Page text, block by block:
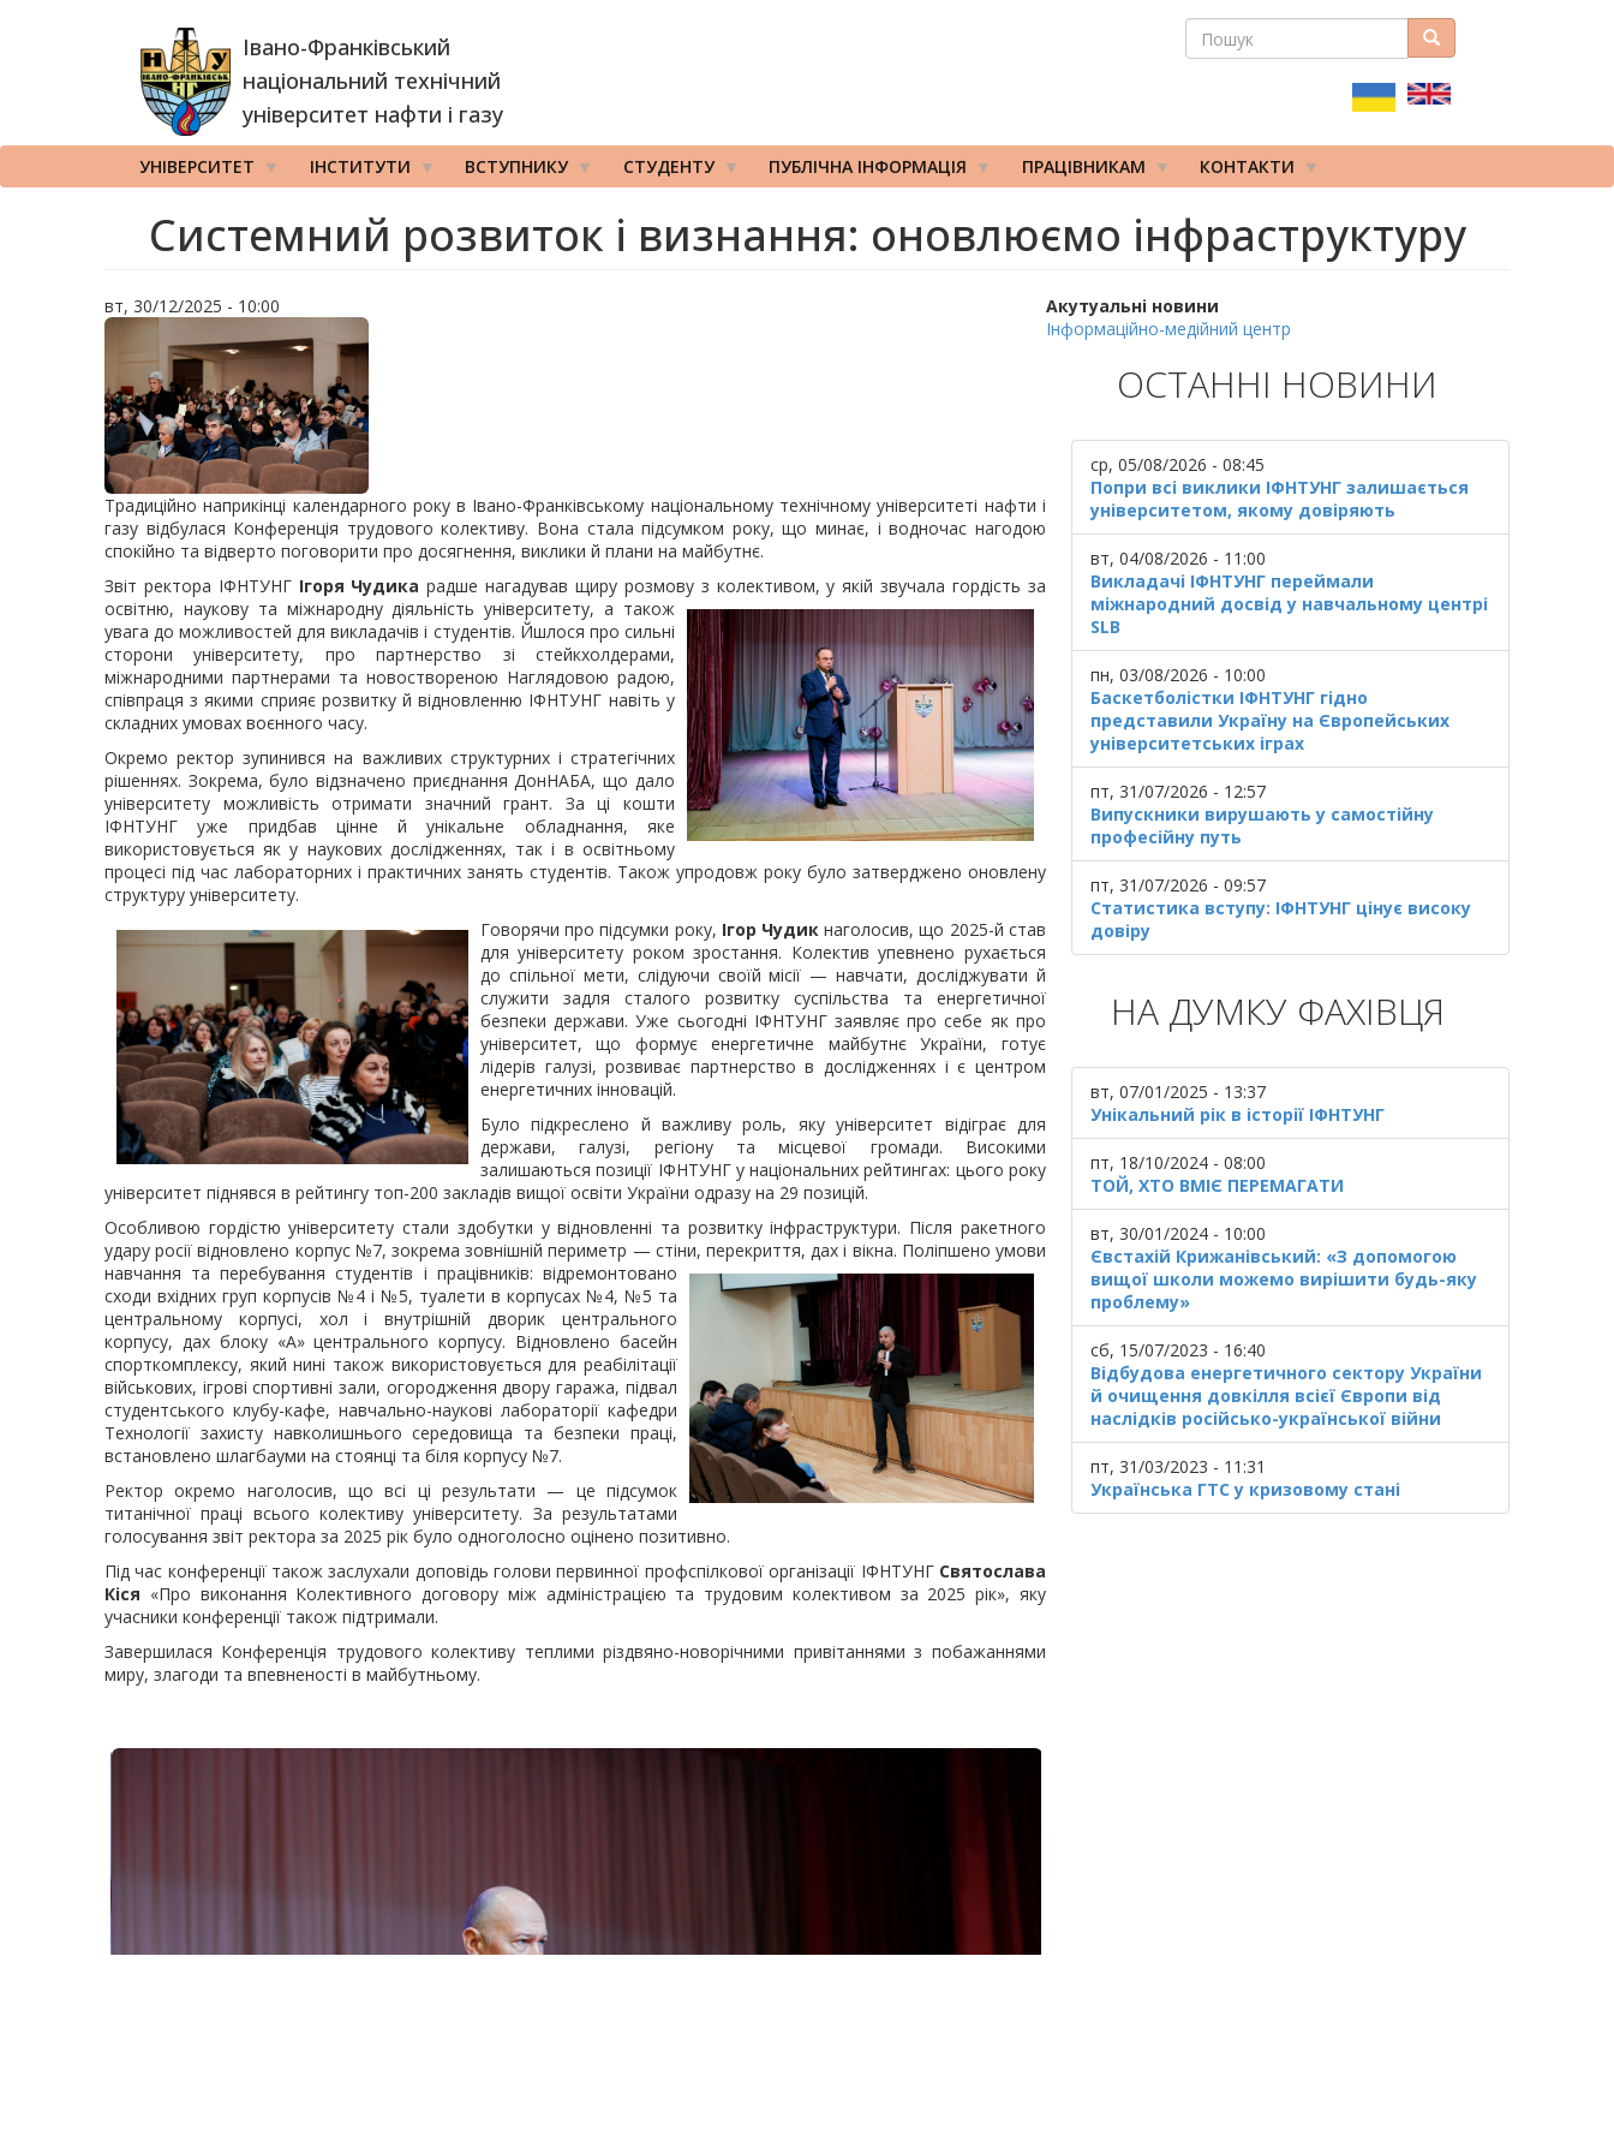
Івано-Франківський
національний технічний
університет нафти і газу
ПОШУКОВА
ПОШУК Пошук
УНІВЕРСИТЕТ ІНСТИТУТИ ВСТУПНИКУ СТУДЕНТУ ПУБЛІЧНА ІНФОРМАЦІЯ ПРАЦІВНИКАМ КОНТАКТИ
Системний розвиток і визнання: оновлюємо інфраструктуру
вт, 30/12/2025 - 10:00
Традиційно наприкінці календарного року в Івано-Франківському національному технічному університеті нафти і
газу відбулася Конференція трудового колективу. Вона стала підсумком року, що минає, і водночас нагодою
спокійно та відверто поговорити про досягнення, виклики й плани на майбутнє.
Звіт ректора ІФНТУНГІгоря Чудика радше нагадував щиру розмову з колективом, у якій звучала гордість за
освітню, наукову та міжнародну діяльність університету, а також
увага до можливостей для викладачів і студентів. Йшлося про сильні
сторони університету, про партнерство зі стейкхолдерами,
міжнародними партнерами та новоствореною Наглядовою радою,
співпраця з якими сприяє розвитку й відновленню ІФНТУНГ навіть у
складних умовах воєнного часу.
Окремо ректор зупинився на важливих структурних і стратегічних
рішеннях. Зокрема, було відзначено приєднання ДонНАБА, що дало
університету можливість отримати значний грант. За ці кошти
ІФНТУНГ уже придбав цінне й унікальне обладнання, яке
використовується як у наукових дослідженнях, так і в освітньому
процесі під час лабораторних і практичних занять студентів. Також упродовж року було затверджено оновлену
структуру університету.
Говорячи про підсумки року, Ігор Чудикнаголосив, що 2025-й став
для університету роком зростання. Колектив упевнено рухається
до спільної мети, слідуючи своїй місії — навчати, досліджувати й
служити задля сталого розвитку суспільства та енергетичної
безпеки держави. Уже сьогодні ІФНТУНГ заявляє про себе як про
університет, що формує енергетичне майбутнє України, готує
лідерів галузі, розвиває партнерство в дослідженнях і є центром
енергетичних інновацій.
Було підкреслено й важливу роль, яку університет відіграє для
держави, галузі, регіону та місцевої громади. Високими
залишаються позиції ІФНТУНГ у національних рейтингах: цього року
університет піднявся в рейтингу топ-200 закладів вищої освіти України одразу на 29 позицій.
Особливою гордістю університету стали здобутки у відновленні та розвитку інфраструктури. Після ракетного
удару росії відновлено корпус №7, зокрема зовнішній периметр — стіни, перекриття, дах і вікна. Поліпшено умови
навчання та перебування студентів і працівників: відремонтовано
сходи вхідних груп корпусів №4 і №5, туалети в корпусах №4, №5 та
центральному корпусі, хол і внутрішній дворик центрального
корпусу, дах блоку «А» центрального корпусу. Відновлено басейн
спорткомплексу, який нині також використовується для реабілітації
військових, ігрові спортивні зали, огородження двору гаража, підвал
студентського клубу-кафе, навчально-наукові лабораторії кафедри
Технології захисту навколишнього середовища та безпеки праці,
встановлено шлагбауми на стоянці та біля корпусу №7.
Ректор окремо наголосив, що всі ці результати — це підсумок
титанічної праці всього колективу університету. За результатами
голосування звіт ректора за 2025 рік було одноголосно оцінено позитивно.
Під час конференції також заслухали доповідь голови первинної профспілкової організації ІФНТУНГ Святослава
Кіся «Про виконання Колективного договору між адміністрацією та трудовим колективом за 2025 рік», яку
учасники конференції також підтримали.
Завершилася Конференція трудового колективу теплими різдвяно-новорічними привітаннями з побажаннями
миру, злагоди та впевненості в майбутньому.
Акутуальні новини
Інформаційно-медійний центр
ОСТАННІ НОВИНИ
ср, 05/08/2026 - 08:45
Попри всі виклики ІФНТУНГ залишається
університетом, якому довіряють
вт, 04/08/2026 - 11:00
Викладачі ІФНТУНГ переймали
міжнародний досвід у навчальному центрі
SLB
пн, 03/08/2026 - 10:00
Баскетболістки ІФНТУНГ гідно
представили Україну на Європейських
університетських іграх
пт, 31/07/2026 - 12:57
Випускники вирушають у самостійну
професійну путь
пт, 31/07/2026 - 09:57
Статистика вступу: ІФНТУНГ цінує високу
довіру
НА ДУМКУ ФАХІВЦЯ
вт, 07/01/2025 - 13:37
Унікальний рік в історії ІФНТУНГ
пт, 18/10/2024 - 08:00
ТОЙ, ХТО ВМІЄ ПЕРЕМАГАТИ
вт, 30/01/2024 - 10:00
Євстахій Крижанівський: «З допомогою
вищої школи можемо вирішити будь-яку
проблему»
сб, 15/07/2023 - 16:40
Відбудова енергетичного сектору України
й очищення довкілля всієї Європи від
наслідків російсько-української війни
пт, 31/03/2023 - 11:31
Українська ГТС у кризовому стані